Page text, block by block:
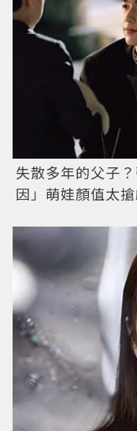
失散多年的父子
因」萌娃顏值太